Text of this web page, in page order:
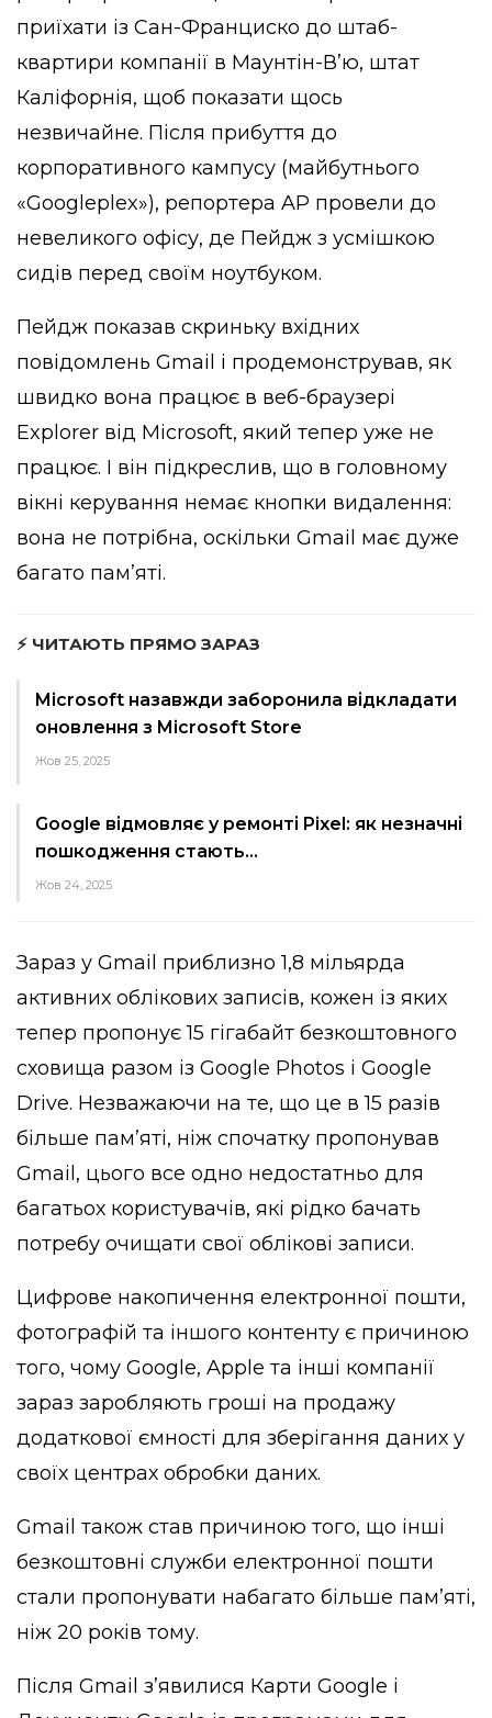
приїхати із Сан-Франциско до штаб-
квартири компанії в Маунтін-В’ю, штат
Каліфорнія, щоб показати щось
незвичайне. Після прибуття до
корпоративного кампусу (майбутнього
«Googleplex»), репортера AP провели до
невеликого офісу, де Пейдж з усмішкою
сидів перед своїм ноутбуком.
Пейдж показав скриньку вхідних
повідомлень Gmail і продемонстрував, як
швидко вона працює в веб-браузері
Explorer від Microsoft, який тепер уже не
працює. І він підкреслив, що в головному
вікні керування немає кнопки видалення:
вона не потрібна, оскільки Gmail має дуже
багато пам’яті.
⚡ ЧИТАЮТЬ ПРЯМО ЗАРАЗ
Microsoft назавжди заборонила відкладати
оновлення з Microsoft Store
Жов 25, 2025
Google відмовляє у ремонті Pixel: як незначні
пошкодження стають…
Жов 24, 2025
Зараз у Gmail приблизно 1,8 мільярда
активних облікових записів, кожен із яких
тепер пропонує 15 гігабайт безкоштовного
сховища разом із Google Photos і Google
Drive. Незважаючи на те, що це в 15 разів
більше пам’яті, ніж спочатку пропонував
Gmail, цього все одно недостатньо для
багатьох користувачів, які рідко бачать
потребу очищати свої облікові записи.
Цифрове накопичення електронної пошти,
фотографій та іншого контенту є причиною
того, чому Google, Apple та інші компанії
зараз заробляють гроші на продажу
додаткової ємності для зберігання даних у
своїх центрах обробки даних.
Gmail також став причиною того, що інші
безкоштовні служби електронної пошти
стали пропонувати набагато більше пам’яті,
ніж 20 років тому.
Після Gmail з’явилися Карти Google і